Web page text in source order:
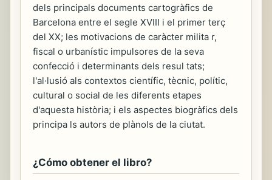
dels principals documents cartogràfics de
Barcelona entre el segle XVIII i el primer terç
del XX; les motivacions de caràcter milita r,
fiscal o urbanístic impulsores de la seva
confecció i determinants dels resul tats;
l'al·lusió als contextos científic, tècnic, polític,
cultural o social de les diferents etapes
d'aquesta història; i els aspectes biogràfics dels
principa ls autors de plànols de la ciutat.
¿Cómo obtener el libro?